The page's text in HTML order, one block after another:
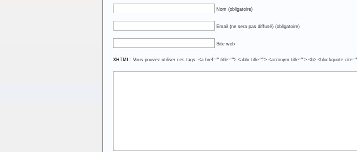
Nom (obligatoire)
Email (ne sera pas diffusé) (obligatoire)
Site web
XHTML: Vous pouvez utiliser ces tags: <a href="" title=""> <abbr title=""> <acronym title=""> <b> <blockquote